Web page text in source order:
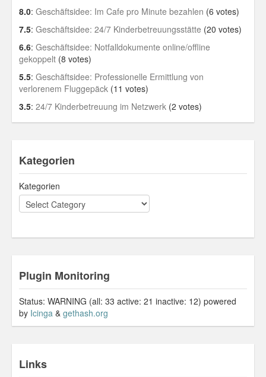
8.0: Geschäftsidee: Im Cafe pro Minute bezahlen (6 votes)
7.5: Geschäftsidee: 24/7 Kinderbetreuungsstätte (20 votes)
6.6: Geschäftsidee: Notfalldokumente online/offline
gekoppelt (8 votes)
5.5: Geschäftsidee: Professionelle Ermittlung von
verlorenem Fluggepäck (11 votes)
3.5: 24/7 Kinderbetreuung im Netzwerk (2 votes)
Kategorien
Kategorien
Plugin Monitoring
Status: WARNING (all: 33 active: 21 inactive: 12) powered
by Icinga & gethash.org
Links